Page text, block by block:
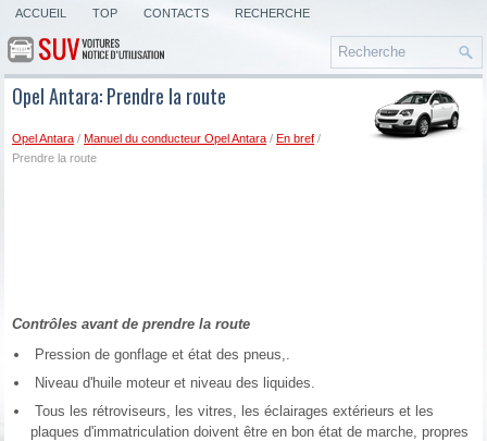
ACCUEIL TOP CONTACTS RECHERCHE
Opel Antara: Prendre la route
Opel Antara /Manuel du conducteur Opel Antara /En bref /
Prendre la route
Contrôles avant de prendre la route
Pression de gonflage et état des pneus,.
Niveau d'huile moteur et niveau des liquides.
Tous les rétroviseurs, les vitres, les éclairages extérieurs et les
plaques d'immatriculation doivent être en bon état de marche, propres